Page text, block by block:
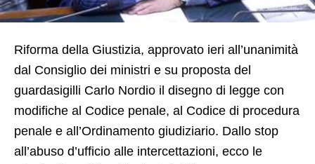
Riforma della Giustizia, approvato ieri all’unanimità
dal Consiglio dei ministri e su proposta del
guardasigilli Carlo Nordio il disegno di legge con
modifiche al Codice penale, al Codice di procedura
penale e all’Ordinamento giudiziario. Dallo stop
all’abuso d’ufficio alle intercettazioni, ecco le